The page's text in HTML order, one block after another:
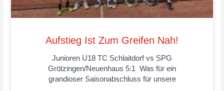
Aufstieg Ist Zum Greifen Nah!
Junioren U18 TC Schlaitdorf vs SPG
Grötzingen/Neuenhaus 5:1 Was für ein
grandioser Saisonabschluss für unsere